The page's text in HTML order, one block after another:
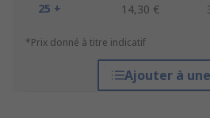
25 +
14,30 €
*Prix donné à titre indicatif
Ajouter à